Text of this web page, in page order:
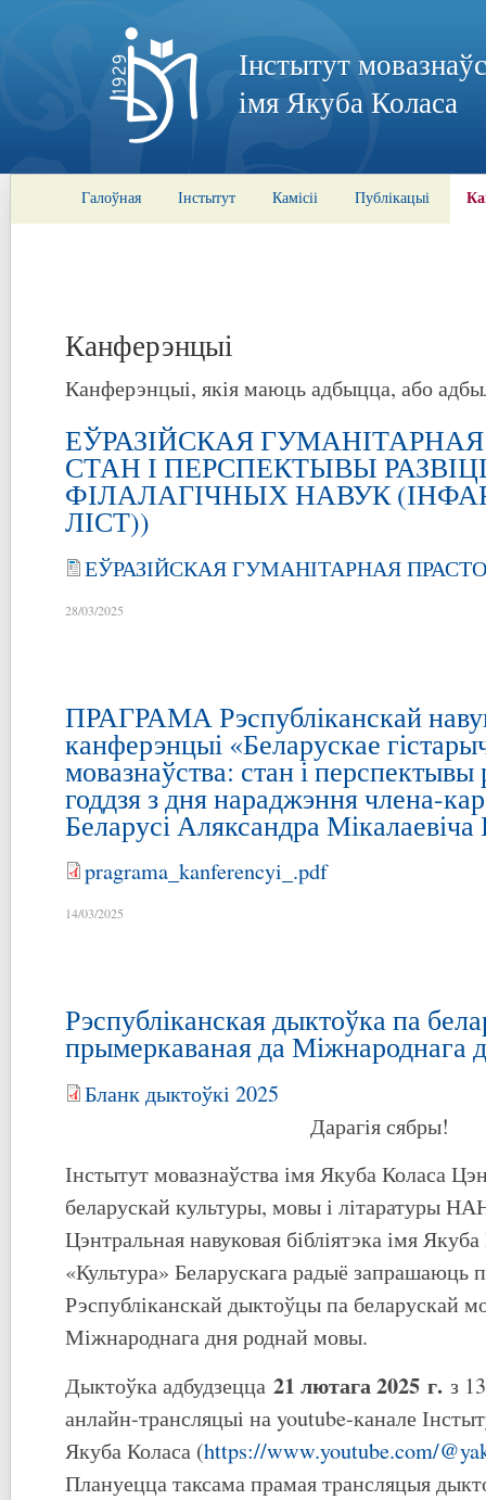
Інстытут
імя Якуба Коласа
Галоўная Інстытут Камісіі Публікацыі
Канферэнцыі
Канферэнцыі, якія маюць адбыцца, або
ЕЎРАЗІЙСКАЯ
СТАН І ПЕРСПЕКТЫВЫ
ФІЛАЛАГІЧНЫХ НАВУК
ЛІСТ))
ЕЎРАЗІЙСКАЯ ГУМАНІТАРНАЯ
28/03/2025
ПРАГРАМА Рэспубліканскай
канферэнцыі «Беларускае
мовазнаўства: стан і перспектывы
годдзя з дня нараджэння члена-
Беларусі Аляксандра Мікалаевіча
pragrama_kanferencyi_.pdf
14/03/2025
Рэспубліканская дыктоўка па
прымеркаваная да Міжнароднага
Бланк дыктоўкі 2025
Дарагія сябры!
Інстытут мовазнаўства імя Якуба Коласа
беларускай культуры, мовы і літаратуры
Цэнтральная навуковая бібліятэка імя
«Культура» Беларускага радыё запрашаюць
Рэспубліканскай дыктоўцы па беларускай
Міжнароднага дня роднай мовы.
Дыктоўка адбудзецца 21 лютага 2025 г. з
анлайн-трансляцыі на youtube-канале
Якуба Коласа (https://www.youtube.com/
Плануецца таксама прамая трансляцыя